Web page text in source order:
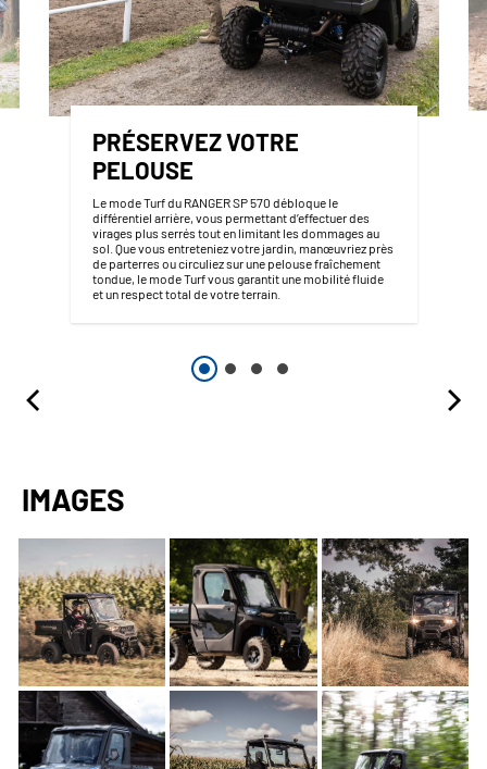
PRÉSERVEZ VOTRE
PELOUSE
Le mode Turf du RANGER SP 570 débloque le
différentiel arrière, vous permettant d’effectuer des
virages plus serrés tout en limitant les dommages au
sol. Que vous entreteniez votre jardin, manœuvriez près
de parterres ou circuliez sur une pelouse fraîchement
tondue, le mode Turf vous garantit une mobilité fluide
et un respect total de votre terrain.
IMAGES